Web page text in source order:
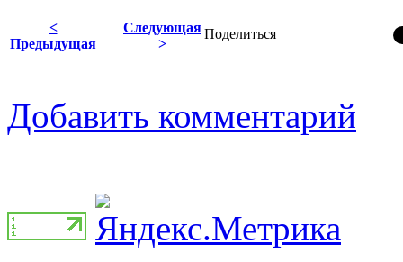
Поделиться
<
Предыдущая
Следующая
>
Добавить комментарий